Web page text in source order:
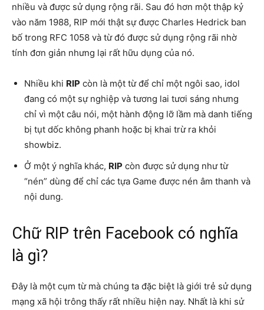
nhiều và được sử dụng rộng rãi. Sau đó hơn một thập kỷ
vào năm 1988, RIP mới thật sự được Charles Hedrick ban
bố trong RFC 1058 và từ đó được sử dụng rộng rãi nhờ
tính đơn giản nhưng lại rất hữu dụng của nó.
Nhiều khi RIP còn là một từ để chỉ một ngôi sao, idol
đang có một sự nghiệp và tương lai tươi sáng nhưng
chỉ vì một câu nói, một hành động lỡ lầm mà danh tiếng
bị tụt dốc không phanh hoặc bị khai trừ ra khỏi
showbiz.
Ở một ý nghĩa khác, RIP còn được sử dụng như từ
“nén” dùng để chỉ các tựa Game được nén âm thanh và
nội dung.
Chữ RIP trên Facebook có nghĩa
là gì?
Đây là một cụm từ mà chúng ta đặc biệt là giới trẻ sử dụng
mạng xã hội trông thấy rất nhiều hiện nay. Nhất là khi sử